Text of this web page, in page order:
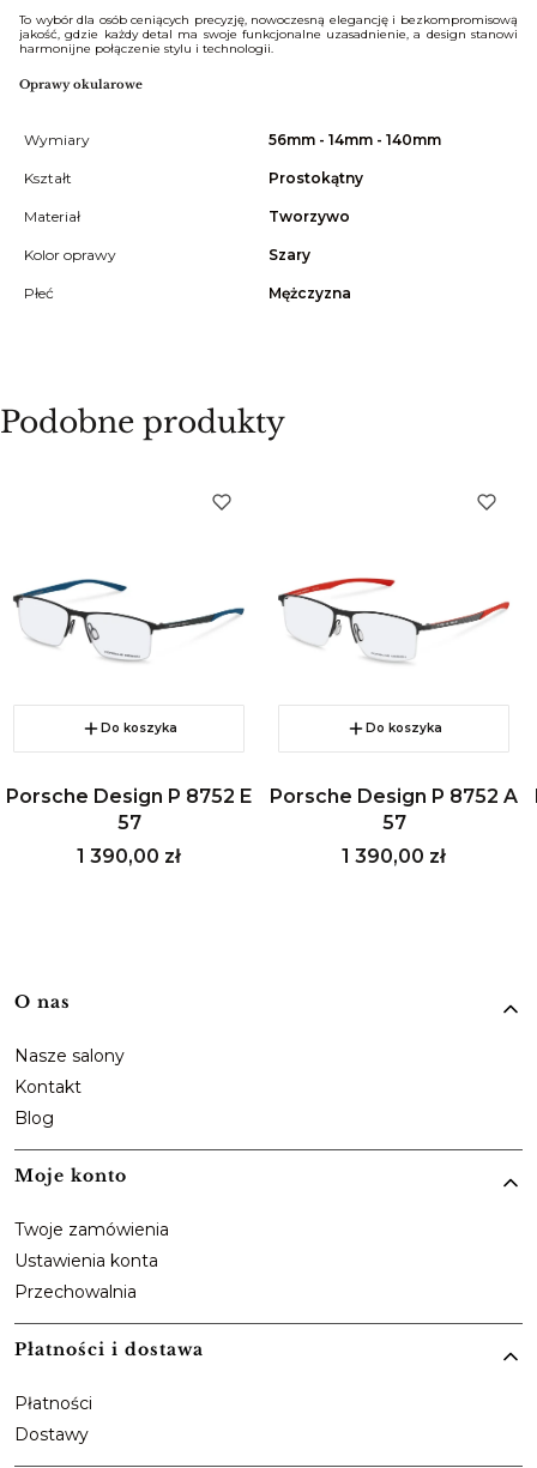
To wybór dla osób ceniących precyzję, nowoczesną elegancję i bezkompromisową
jakość, gdzie każdy detal ma swoje funkcjonalne uzasadnienie, a design stanowi
harmonijne połączenie stylu i technologii.
Oprawy okularowe
Wymiary 56mm - 14mm - 140mm
Kształt Prostokątny
Materiał Tworzywo
Kolor oprawy Szary
Płeć Mężczyzna
Podobne produkty
Do koszyka
Porsche Design P 8752 E
57
Cena
1 390,00 zł
Do koszyka
Porsche Design P 8752 A
57
Cena
1 390,00 zł
Linki w stopce
O nas
Nasze salony
Kontakt
Blog
Moje konto
Twoje zamówienia
Ustawienia konta
Przechowalnia
Płatności i dostawa
Płatności
Dostawy